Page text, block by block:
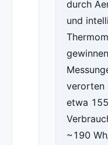
durch
und
verorten
etwa
~190